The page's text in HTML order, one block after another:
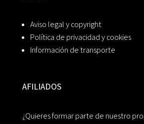
Aviso legal y copyright
Política de privacidad y cookies
Información de transporte
AFILIADOS
¿Quieres formar parte de nuestro